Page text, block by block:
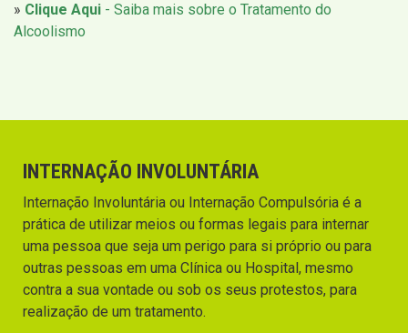
» Clique Aqui - Saiba mais sobre o Tratamento do
Alcoolismo
INTERNAÇÃO INVOLUNTÁRIA
Internação Involuntária ou Internação Compulsória é a
prática de utilizar meios ou formas legais para internar
uma pessoa que seja um perigo para si próprio ou para
outras pessoas em uma Clínica ou Hospital, mesmo
contra a sua vontade ou sob os seus protestos, para
realização de um tratamento.